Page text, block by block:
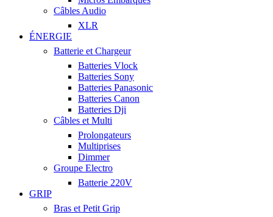
Câbles Audio
XLR
ÉNERGIE
Batterie et Chargeur
Batteries Vlock
Batteries Sony
Batteries Panasonic
Batteries Canon
Batteries Dji
Câbles et Multi
Prolongateurs
Multiprises
Dimmer
Groupe Electro
Batterie 220V
GRIP
Bras et Petit Grip